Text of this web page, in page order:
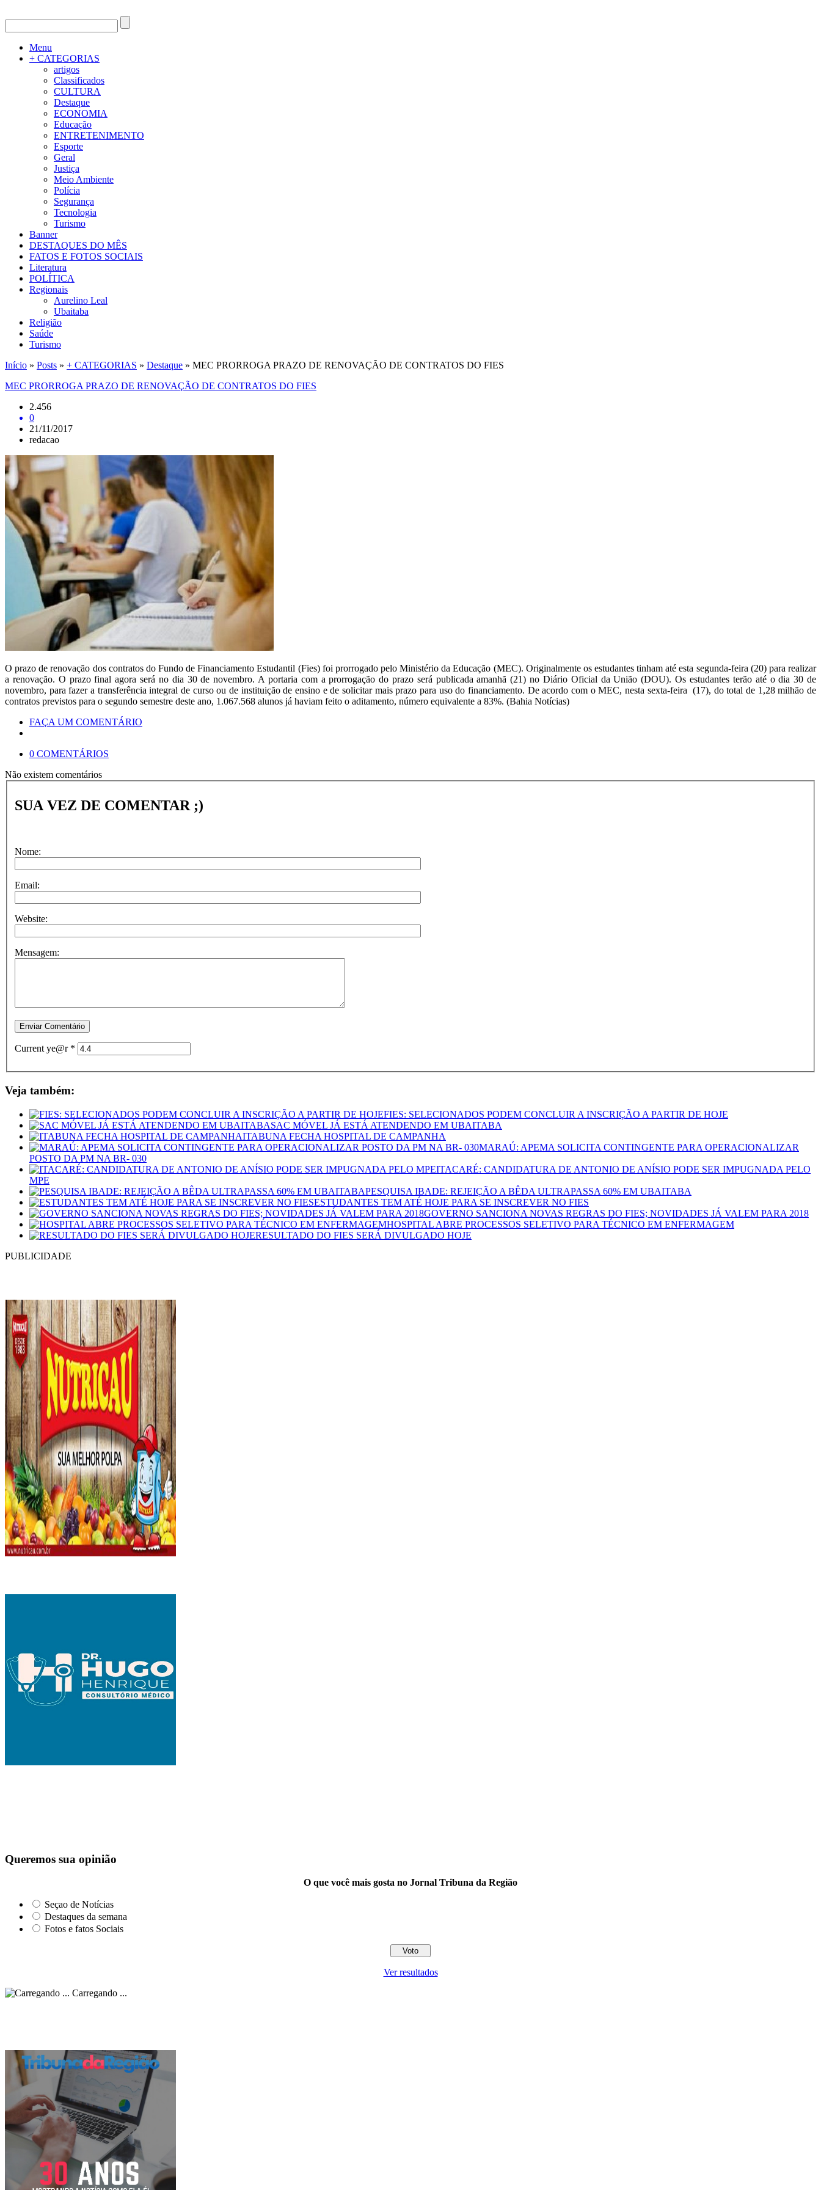
Menu
+ CATEGORIAS
artigos
Classificados
CULTURA
Destaque
ECONOMIA
Educação
ENTRETENIMENTO
Esporte
Geral
Justiça
Meio Ambiente
Polícia
Segurança
Tecnologia
Turismo
Banner
DESTAQUES DO MÊS
FATOS E FOTOS SOCIAIS
Literatura
POLÍTICA
Regionais
Aurelino Leal
Ubaitaba
Religião
Saúde
Turismo
Início » Posts » + CATEGORIAS » Destaque » MEC PRORROGA PRAZO DE RENOVAÇÃO DE CONTRATOS DO FIES
MEC PRORROGA PRAZO DE RENOVAÇÃO DE CONTRATOS DO FIES
2.456
0
21/11/2017
redacao
O prazo de renovação dos contratos do Fundo de Financiamento Estudantil (Fies) foi prorrogado pelo Ministério da Educação (MEC). Originalmente os estudantes tinham até esta segunda-feira (20) para realizar
a renovação. O prazo final agora será no dia 30 de novembro. A portaria com a prorrogação do prazo será publicada amanhã (21) no Diário Oficial da União (DOU). Os estudantes terão até o dia 30 de
novembro, para fazer a transferência integral de curso ou de instituição de ensino e de solicitar mais prazo para uso do financiamento. De acordo com o MEC, nesta sexta-feira (17), do total de 1,28 milhão de
contratos previstos para o segundo semestre deste ano, 1.067.568 alunos já haviam feito o aditamento, número equivalente a 83%. (Bahia Notícias)
FAÇA UM COMENTÁRIO
0 COMENTÁRIOS
Não existem comentários
SUA VEZ DE COMENTAR ;)
Nome:
Email:
Website:
Mensagem:
Current ye@r *
Veja também:
FIES: SELECIONADOS PODEM CONCLUIR A INSCRIÇÃO A PARTIR DE HOJE
SAC MÓVEL JÁ ESTÁ ATENDENDO EM UBAITABA
ITABUNA FECHA HOSPITAL DE CAMPANHA
MARAÚ: APEMA SOLICITA CONTINGENTE PARA OPERACIONALIZAR
POSTO DA PM NA BR- 030
ITACARÉ: CANDIDATURA DE ANTONIO DE ANÍSIO PODE SER IMPUGNADA PELO
MPE
PESQUISA IBADE: REJEIÇÃO A BÊDA ULTRAPASSA 60% EM UBAITABA
ESTUDANTES TEM ATÉ HOJE PARA SE INSCREVER NO FIES
GOVERNO SANCIONA NOVAS REGRAS DO FIES; NOVIDADES JÁ VALEM PARA 2018
HOSPITAL ABRE PROCESSOS SELETIVO PARA TÉCNICO EM ENFERMAGEM
RESULTADO DO FIES SERÁ DIVULGADO HOJE
PUBLICIDADE
Queremos sua opinião
O que você mais gosta no Jornal Tribuna da Região
Seçao de Notícias
Destaques da semana
Fotos e fatos Sociais
Ver resultados
Carregando ...